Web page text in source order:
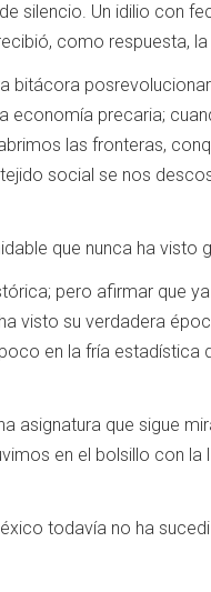
silencio. Un idilio con
como respuesta,
economía precaria;
las fronteras,
social se nos
que nunca ha
pero afirmar que
visto su verdadera
en la fría
asignatura que sigue
en el bolsillo con
todavía no ha